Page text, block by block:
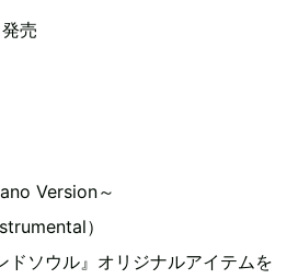
売
Version～
）
ドソウル』オリジナルアイテムを